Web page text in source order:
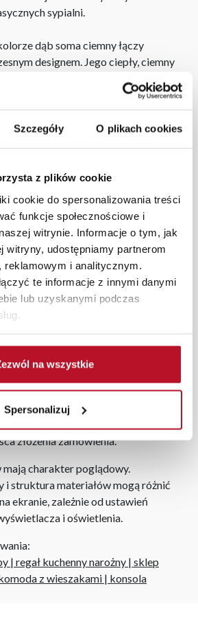
Szczegóły O plikach cookies
z plików cookie
cookie do spersonalizowania treści
funkcje społecznościowe i
witrynie. Informacje o tym, jak
witryny, udostępniamy partnerom
reklamowym i analitycznym.
te informacje z innymi danymi
lub uzyskanymi podczas
na wszystkie
Spersonalizuj
sypialni.
dąb soma ciemny łączy
designem. Jego ciepły, ciemny
zapewnia wygodę i trwałość.
Majorka doskonale komponuje się
wnętrz.
materaca, który można
prosimy o zwrócenie uwagi na
gazowych, według załączonej
mebli Bodzio oferujemy pomoc w
pracownicy z wykorzystaniem
bezpłatnie zaprojektują i
wizualizację Państwa
dostarczymy do 3 dni
całej Polski. W przypadku
czas dostawy wynosi do 5 dni
na terenie całego kraju. Wszystkie
złożenia zamówienia.
charakter poglądowy.
i struktura materiałów mogą różnić
ekranie, zależnie od ustawień
i oświetlenia.
| regał kuchenny narożny | sklep
z wieszakami | konsola